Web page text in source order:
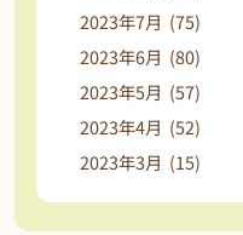
2023年7月 (75)
2023年6月 (80)
2023年5月 (57)
2023年4月 (52)
2023年3月 (15)